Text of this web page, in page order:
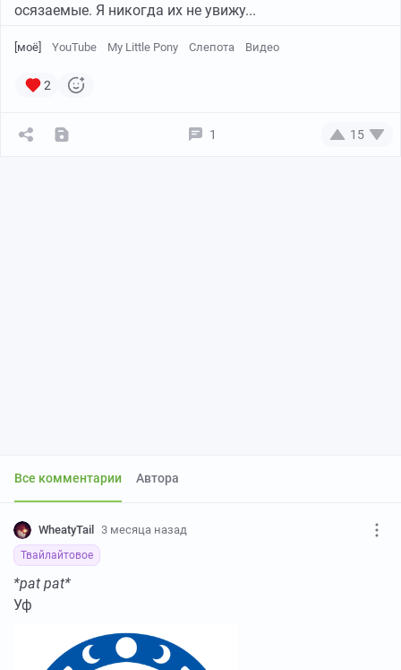
осязаемые. Я никогда их не увижу...
[моё] YouTube My Little Pony Слепота Видео
2
1 15
Все комментарии Автора
WheatyTail 3 месяца назад
Твайлайтовое
*pat pat*
Уф